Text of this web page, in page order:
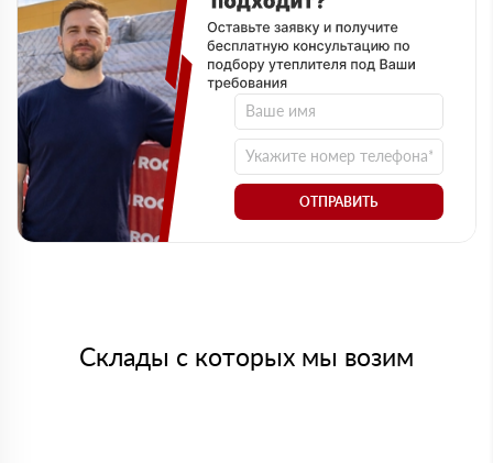
ОТПРАВИТЬ
Склады с которых мы возим